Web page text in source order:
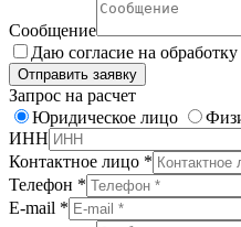
Сообщение
Даю согласие на
Отправить заявку
Запрос на расчет
Юридическое лицо
ИНН
Контактное лицо *
Телефон *
E-mail *